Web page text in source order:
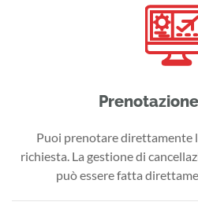
Puoi prenotare direttamente
richiesta. La gestione di
può essere fatta